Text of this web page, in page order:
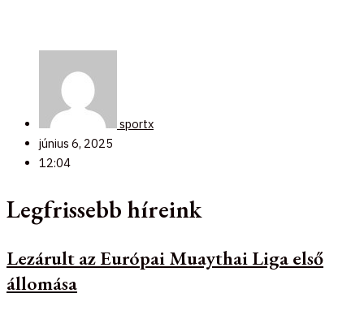
sportx
június 6, 2025
12:04
Legfrissebb híreink
Lezárult az Európai Muaythai Liga első
állomása